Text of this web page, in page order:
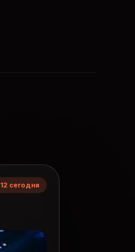
12 сегодня